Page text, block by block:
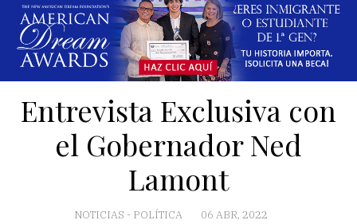
Entrevista Exclusiva con
el Gobernador Ned
Lamont
NOTICIAS - POLÍTICA 06 ABR, 2022